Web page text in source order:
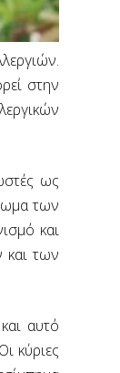
στην
ως
των
και
και των
αυτό
κύριες